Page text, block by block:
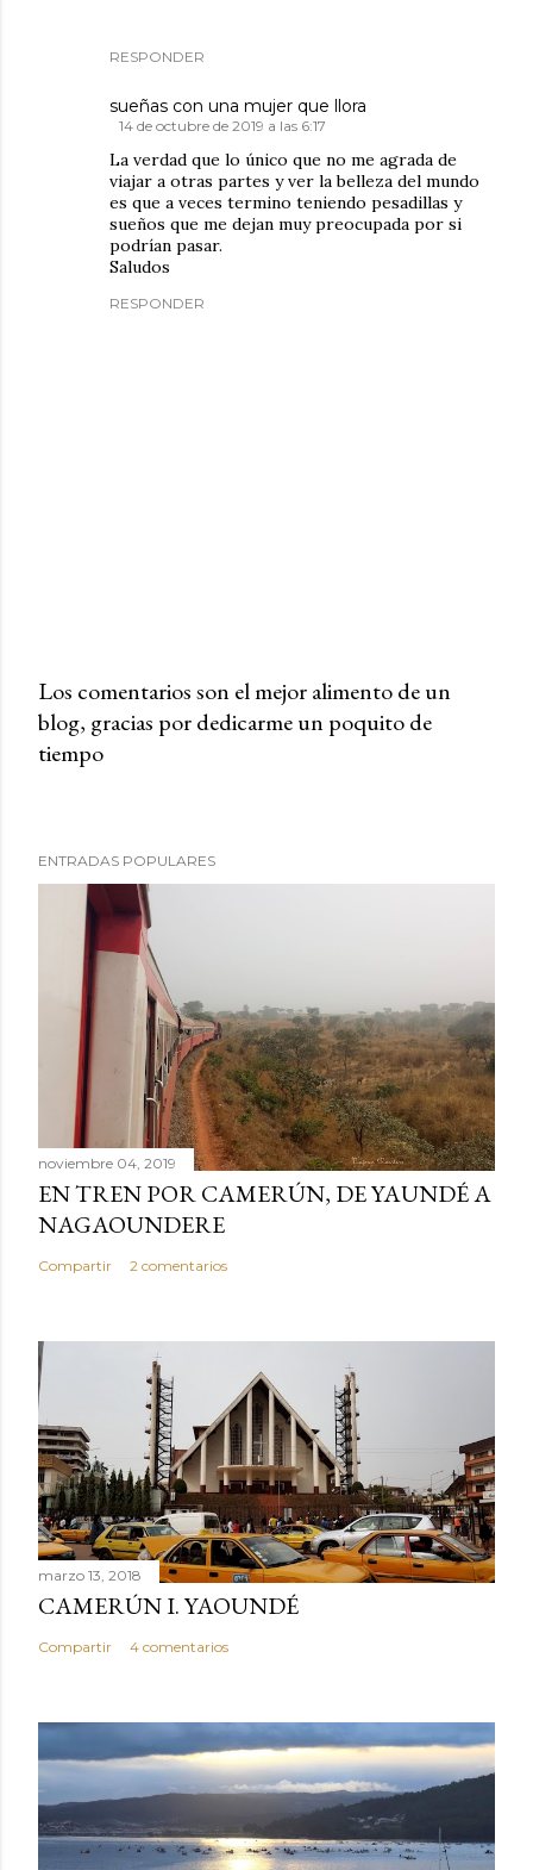
RESPONDER
sueñas con una mujer que llora
14 de octubre de 2019 a las 6:17
La verdad que lo único que no me agrada de
viajar a otras partes y ver la belleza del mundo
es que a veces termino teniendo pesadillas y
sueños que me dejan muy preocupada por si
podrían pasar.
Saludos
RESPONDER
P
u
c
n
t
a
i
Los comentarios son el mejor alimento de un
blog, gracias por dedicarme un poquito de
tiempo
ENTRADAS POPULARES
noviembre 04, 2019
EN TREN POR CAMERÚN, DE YAUNDÉ A
NAGAOUNDERE
Compartir 2 comentarios
marzo 13, 2018
CAMERÚN I. YAOUNDÉ
Compartir 4 comentarios